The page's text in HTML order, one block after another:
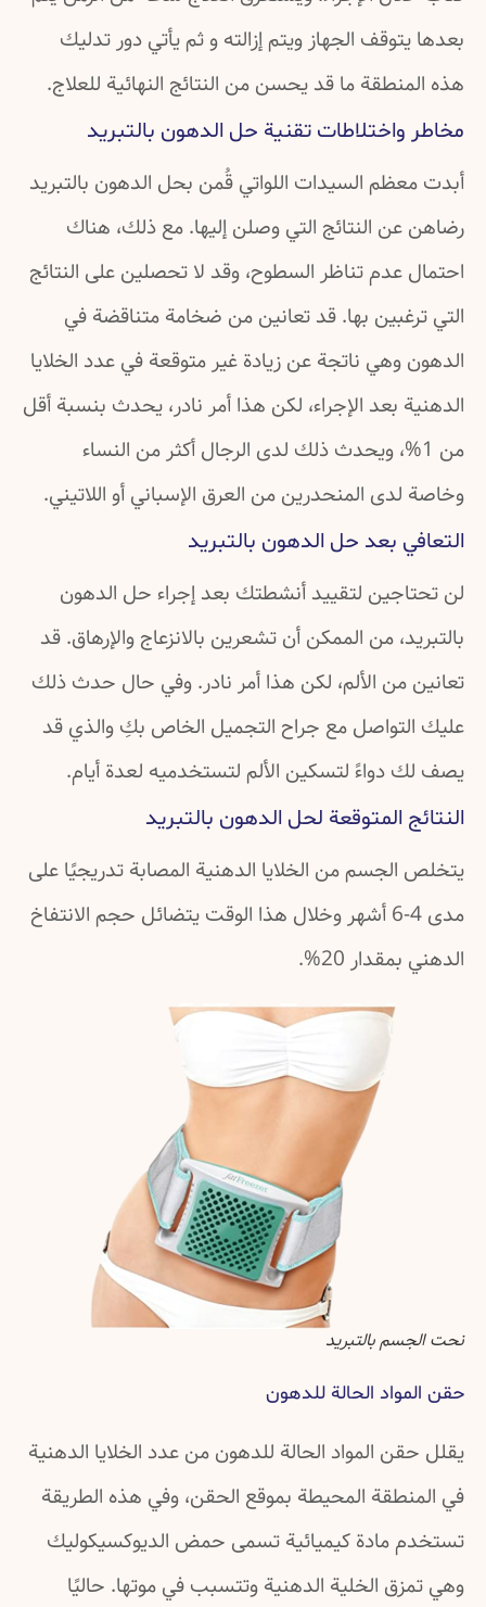
بعدها يتوقف الجهاز ويتم إزالته و ثم يأتي دور تدليك
هذه المنطقة ما قد يحسن من النتائج النهائية للعلاج.
مخاطر واختلاطات تقنية حل الدهون بالتبريد
أبدت معظم السيدات اللواتي قُمن بحل الدهون بالتبريد
رضاهن عن النتائج التي وصلن إليها. مع ذلك، هناك
احتمال عدم تناظر السطوح، وقد لا تحصلين على النتائج
التي ترغبين بها. قد تعانين من ضخامة متناقضة في
الدهون وهي ناتجة عن زيادة غير متوقعة في عدد الخلايا
الدهنية بعد الإجراء، لكن هذا أمر نادر، يحدث بنسبة أقل
من 1%، ويحدث ذلك لدى الرجال أكثر من النساء
وخاصة لدى المنحدرين من العرق الإسباني أو اللاتيني.
التعافي بعد حل الدهون بالتبريد
لن تحتاجين لتقييد أنشطتك بعد إجراء حل الدهون
بالتبريد، من الممكن أن تشعرين بالانزعاج والإرهاق. قد
تعانين من الألم، لكن هذا أمر نادر. وفي حال حدث ذلك
عليك التواصل مع جراح التجميل الخاص بكِ والذي قد
يصف لك دواءً لتسكين الألم لتستخدميه لعدة أيام.
النتائج المتوقعة لحل الدهون بالتبريد
يتخلص الجسم من الخلايا الدهنية المصابة تدريجيًا على
مدى 4-6 أشهر وخلال هذا الوقت يتضائل حجم الانتفاخ
الدهني بمقدار 20%.
نحت الجسم بالتبريد
حقن المواد الحالة للدهون
يقلل حقن المواد الحالة للدهون من عدد الخلايا الدهنية
في المنطقة المحيطة بموقع الحقن، وفي هذه الطريقة
تستخدم مادة كيميائية تسمى حمض الديوكسيكوليك
وهي تمزق الخلية الدهنية وتتسبب في موتها. حاليًا